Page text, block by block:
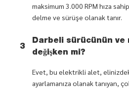
maksimum 3.000 RPM hıza
delme ve sürüşe olanak tanır.
3
Darbeli sürücünün ve
değişken mi?
Evet, bu elektrikli alet,
ayarlamanıza olanak tanıyan,